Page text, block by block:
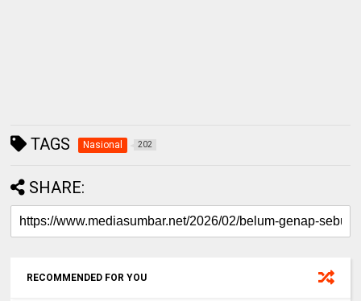
TAGS Nasional 202
SHARE:
RECOMMENDED FOR YOU